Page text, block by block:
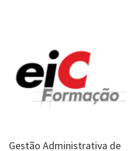
Gestão Administrativa de